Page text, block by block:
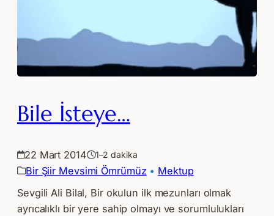
Bile İsteye…
22 Mart 2014 1–2 dakika
Bir Şiir Mevsimi Ömrümüz • Mektup
Sevgili Ali Bilal, Bir okulun ilk mezunları olmak
ayrıcalıklı bir yere sahip olmayı ve sorumlulukları